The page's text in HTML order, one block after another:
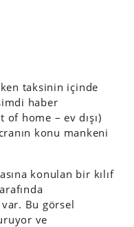
taksinin içinde
haber
home – ev dışı)
konu mankeni
konulan bir kılıf
Bu görsel
ve